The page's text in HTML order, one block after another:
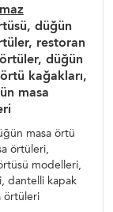
düğün
restoran
düğün
kağakları,
masa
masa örtü
örtüleri,
modelleri,
dantelli kapak
örtüleri